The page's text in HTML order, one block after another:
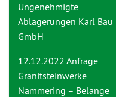
Ungenehmigte
Ablagerungen Karl Bau
GmbH
12.12.2022 Anfrage
Granitsteinwerke
Nammering – Belange